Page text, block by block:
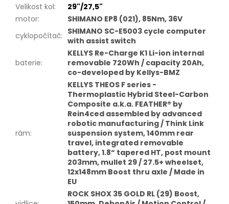
Velikost kol:
29"/27,5"
motor:
SHIMANO EP8 (021), 85Nm, 36V
cyklopočítač: SHIMANO SC-E5003 cycle computer
with assist switch
baterie:
KELLYS Re-Charge K1 Li-ion internal
removable 720Wh / capacity 20Ah,
co-developed by Kellys-BMZ
rám:
KELLYS THEOS F series -
Thermoplastic Hybrid Steel-Carbon
Composite a.k.a. FEATHER® by
Rein4ced assembled by advanced
robotic manufacturing / Think Link
suspension system, 140mm rear
travel, integrated removable
battery, 1.8“ tapered HT, post mount
203mm, mullet 29 / 27.5+ wheelset,
12x148mm Boost thru axle / Made in
EU
ROCK SHOX 35 GOLD RL (29) Boost,